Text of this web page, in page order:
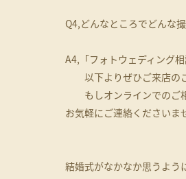
Q4,どんなところでどんな
A4,「フォトウェディング
以下よりぜひご来店の
もしオンラインでのご
お気軽にご連絡くださいま
結婚式がなかなか思うよう